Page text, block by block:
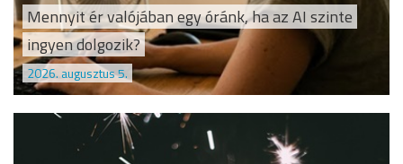
Mennyit ér valójában egy óránk, ha az AI szinte
ingyen dolgozik?
2026. augusztus 5.